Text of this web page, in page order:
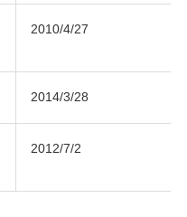
2010/4/27
2014/3/28
2012/7/2